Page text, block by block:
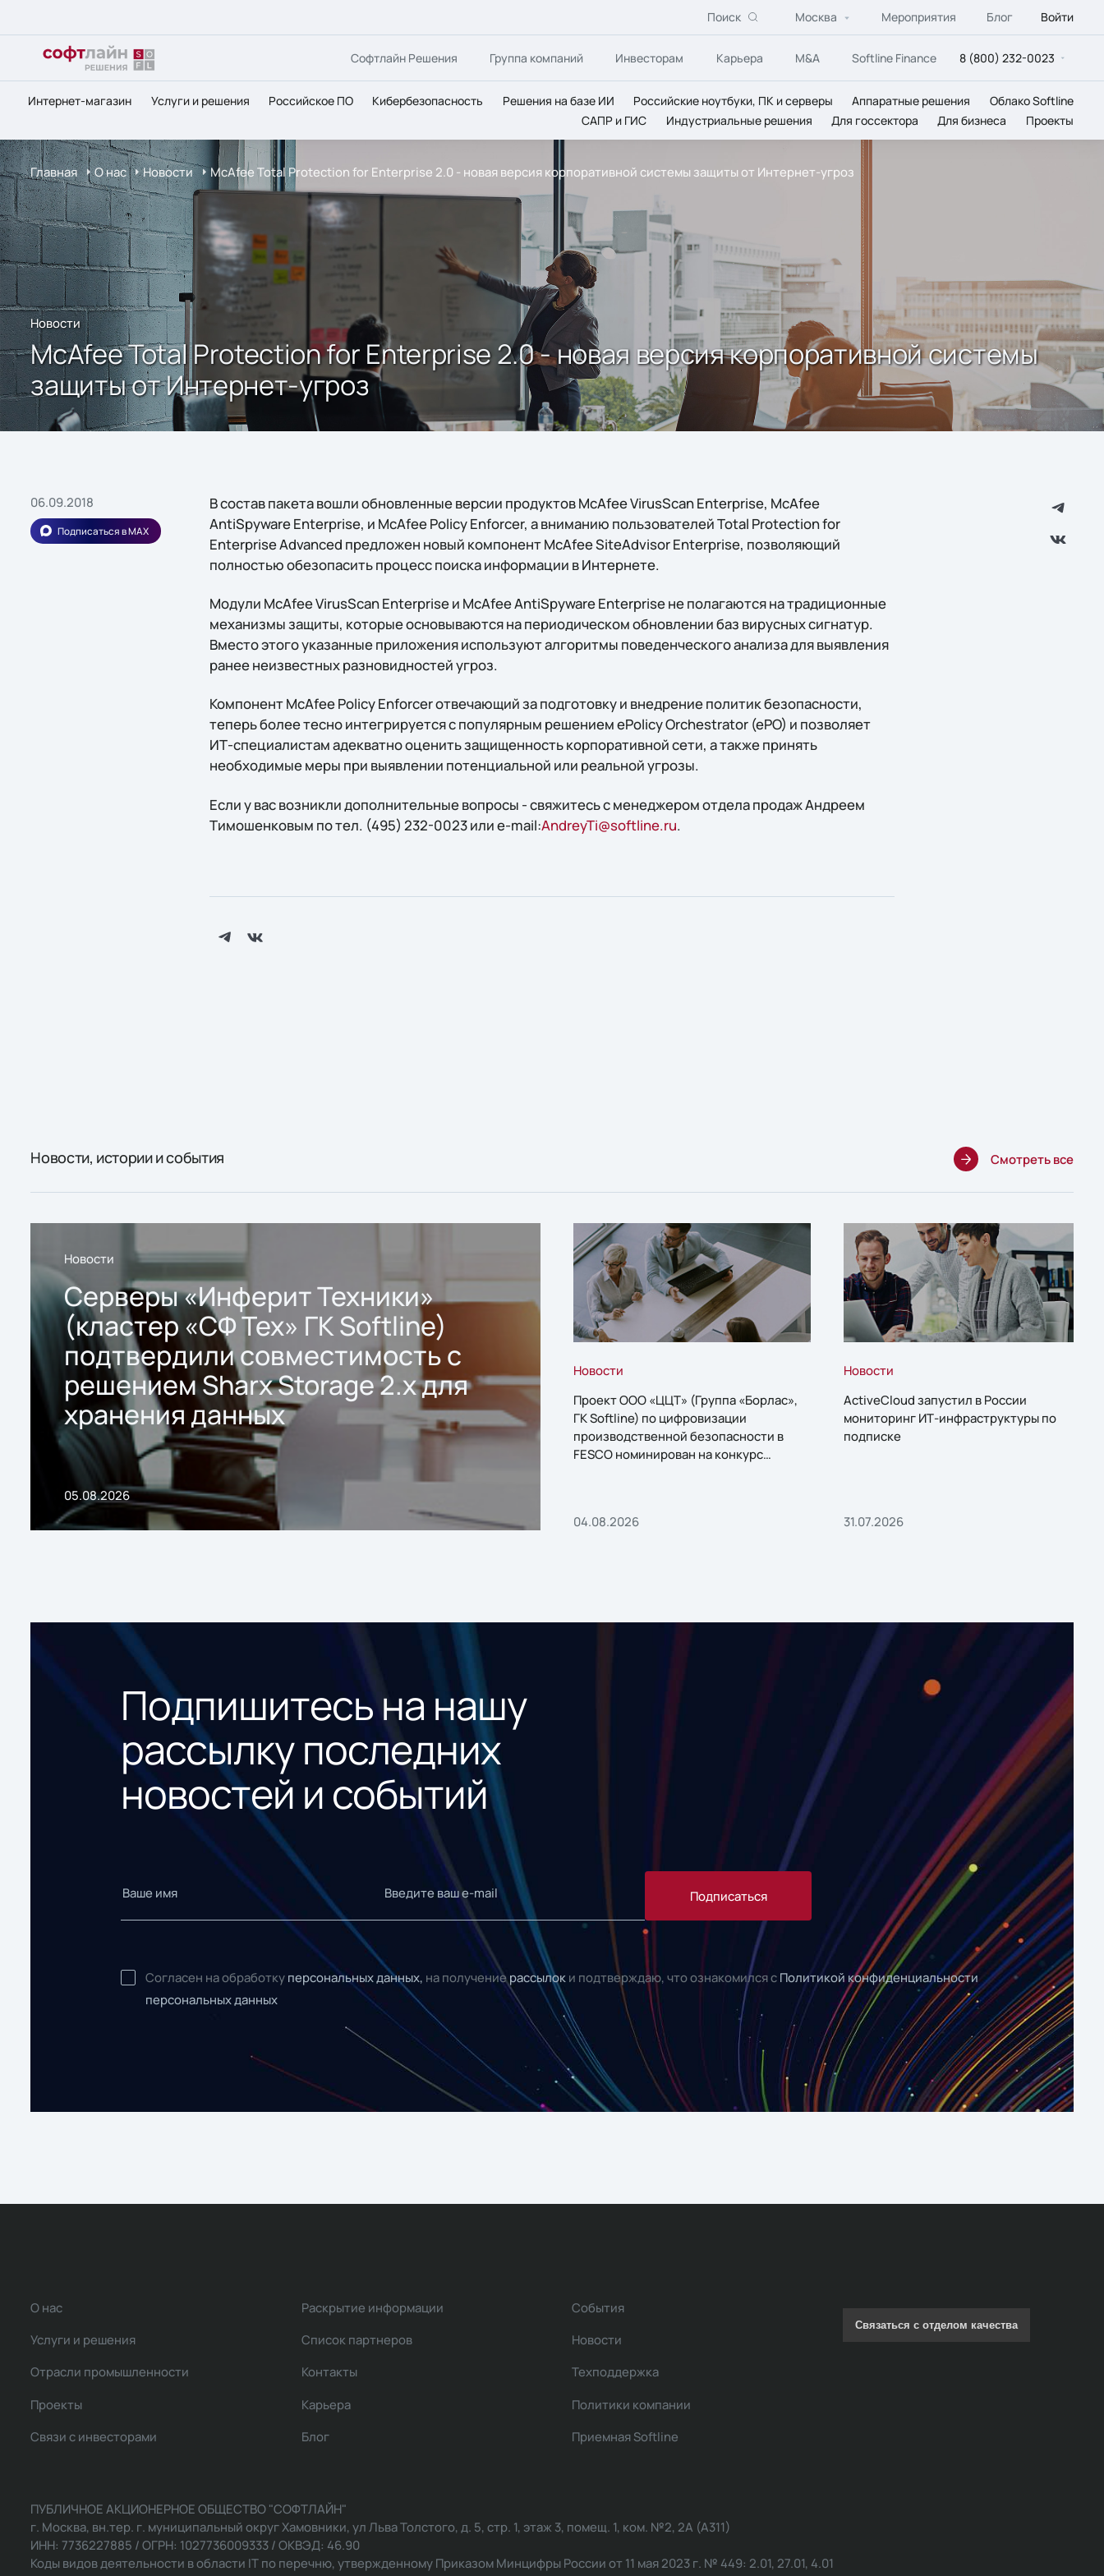
Поиск Москва Мероприятия Блог Войти
Софтлайн Решения Группа компаний Инвесторам Карьера M&A Softline Finance 8 (800) 232-0023
Интернет-магазин Услуги и решения Российское ПО Кибербезопасность Решения на базе ИИ Российские ноутбуки, ПК и серверы Аппаратные решения
Облако Softline
САПР и ГИС
Индустриальные решения Для госсектора Для бизнеса Проекты
Главная О нас Новости McAfee Total Protection for Enterprise 2.0 - новая версия корпоративной системы защиты от Интернет-угроз
Новости
McAfee Total Protection for Enterprise 2.0 - новая версия корпоративной системы
защиты от Интернет-угроз
06.09.2018
Подписаться в MAX
В состав пакета вошли обновленные версии продуктов McAfee VirusScan Enterprise, McAfee
AntiSpyware Enterprise, и McAfee Policy Enforcer, а вниманию пользователей Total Protection for
Enterprise Advanced предложен новый компонент McAfee SiteAdvisor Enterprise, позволяющий
полностью обезопасить процесс поиска информации в Интернете.
Модули McAfee VirusScan Enterprise и McAfee AntiSpyware Enterprise не полагаются на традиционные
механизмы защиты, которые основываются на периодическом обновлении баз вирусных сигнатур.
Вместо этого указанные приложения используют алгоритмы поведенческого анализа для выявления
ранее неизвестных разновидностей угроз.
Компонент McAfee Policy Enforcer отвечающий за подготовку и внедрение политик безопасности,
теперь более тесно интегрируется с популярным решением ePolicy Orchestrator (ePO) и позволяет
ИТ-специалистам адекватно оценить защищенность корпоративной сети, а также принять
необходимые меры при выявлении потенциальной или реальной угрозы.
Если у вас возникли дополнительные вопросы - свяжитесь с менеджером отдела продаж Андреем
Тимошенковым по тел. (495) 232-0023 или e-mail:AndreyTi@softline.ru.
Новости, истории и события Смотреть все
Новости
Серверы «Инферит Техники»
(кластер «СФ Тех» ГК Softline)
подтвердили совместимость с
решением Sharx Storage 2.x для
хранения данных
05.08.2026
Новости
Проект ООО «ЦЦТ» (Группа «Борлас»,
ГК Softline) по цифровизации
производственной безопасности в
FESCO номинирован на конкурс
04.08.2026
Новости
ActiveCloud запустил в России
мониторинг ИТ-инфраструктуры по
подписке
31.07.2026
Подпишитесь на нашу
рассылку последних
новостей и событий
Подписаться
Согласен на обработку персональных данных, на получениерассылок и подтверждаю, что ознакомился с Политикой конфиденциальности
персональных данных
О нас
Услуги и решения
Отрасли промышленности
Проекты
Связи с инвесторами
Раскрытие информации
Список партнеров
Контакты
Карьера
Блог
События
Новости
Техподдержка
Политики компании
Приемная Softline
Связаться с отделом качества
ПУБЛИЧНОЕ АКЦИОНЕРНОЕ ОБЩЕСТВО "СОФТЛАЙН"
г. Москва, вн.тер. г. муниципальный округ Хамовники, ул Льва Толстого, д. 5, стр. 1, этаж 3, помещ. 1, ком. №2, 2А (А311)
ИНН: 7736227885 / ОГРН: 1027736009333 / ОКВЭД: 46.90
Коды видов деятельности в области IT по перечню, утвержденному Приказом Минцифры России от 11 мая 2023 г. № 449: 2.01, 27.01, 4.01